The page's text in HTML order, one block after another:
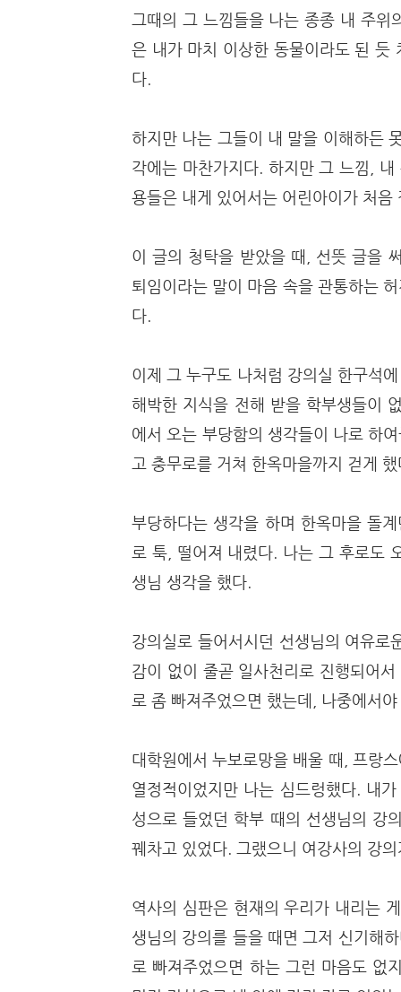
그때의 그 느낌들을 나는 종종 내 주위
은 내가 마치 이상한 동물이라도 된 듯
다.
하지만 나는 그들이 내 말을 이해하든
각에는 마찬가지다. 하지만 그 느낌,
용들은 내게 있어서는 어린아이가 처
이 글의 청탁을 받았을 때, 선뜻 글을
퇴임이라는 말이 마음 속을 관통하는
다.
이제 그 누구도 나처럼 강의실 한구석
해박한 지식을 전해 받을 학부생들이
에서 오는 부당함의 생각들이 나로 하
고 충무로를 거쳐 한옥마을까지 걷게
부당하다는 생각을 하며 한옥마을 돌
로 툭, 떨어져 내렸다. 나는 그 후로도
생님 생각을 했다.
강의실로 들어서시던 선생님의 여유
감이 없이 줄곧 일사천리로 진행되어
로 좀 빠져주었으면 했는데, 나중에서
대학원에서 누보로망을 배울 때, 프랑
열정적이었지만 나는 심드렁했다. 내
성으로 들었던 학부 때의 선생님의 강
꿰차고 있었다. 그랬으니 여강사의 강
역사의 심판은 현재의 우리가 내리는
생님의 강의를 들을 때면 그저 신기해
로 빠져주었으면 하는 그런 마음도 없